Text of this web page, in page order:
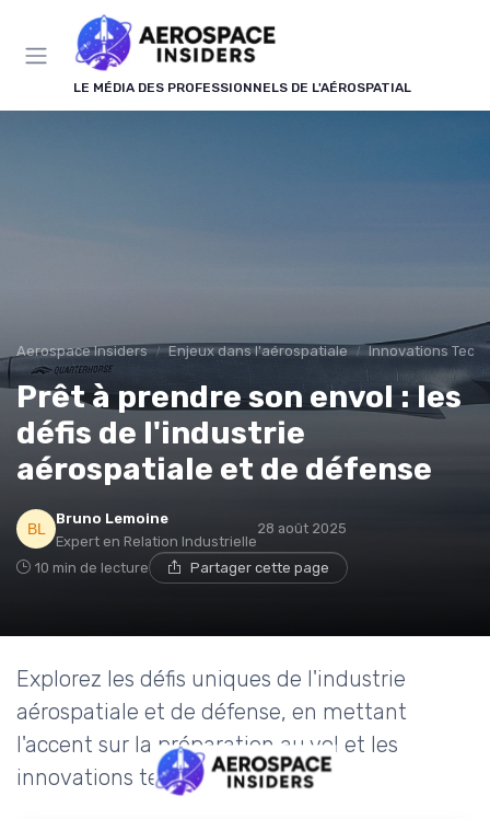
LE MÉDIA DES PROFESSIONNELS DE L'AÉROSPATIAL
Aerospace Insiders Enjeux dans l'aérospatiale Innovations
Prêt à prendre son envol : les
défis de l'industrie
aérospatiale et de défense
Bruno Lemoine
Expert en Relation Industrielle
28 août 2025
10 min de lecture Partager cette page
Explorez les défis uniques de l'industrie
aérospatiale et de défense, en mettant
l'accent sur la préparation au vol et les
innovations technologiques.
Panneau de gestion des cookies